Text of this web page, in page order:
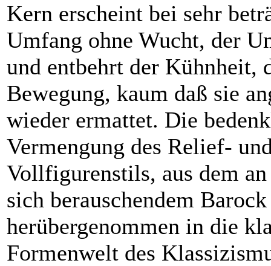
Kern erscheint bei sehr
Umfang ohne Wucht, der
und entbehrt der Kühnheit,
Bewegung, kaum daß sie
wieder ermattet. Die
Vermengung des Relief-
Vollfigurenstils, aus dem
sich berauschendem Barock
herübergenommen in die
Formenwelt des